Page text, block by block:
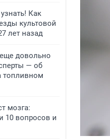
Как
культовой
лет назад
еще довольно
— об
топливном
мозга:
10 вопросов и